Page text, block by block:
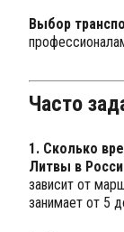
Выбор
Часто
1. Сколько
Литвы в
зависит от
занимает от 5